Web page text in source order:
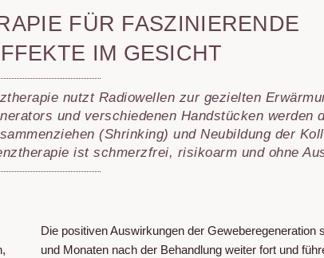
FÜR FASZINIERENDE
IM GESICHT
nutzt Radiowellen zur gezielten
und verschiedenen Handstücken werden
(Shrinking) und Neubildung der
ist schmerzfrei, risikoarm und ohne
Die positiven Auswirkungen der Geweberegeneration
und Monaten nach der Behandlung weiter fort und